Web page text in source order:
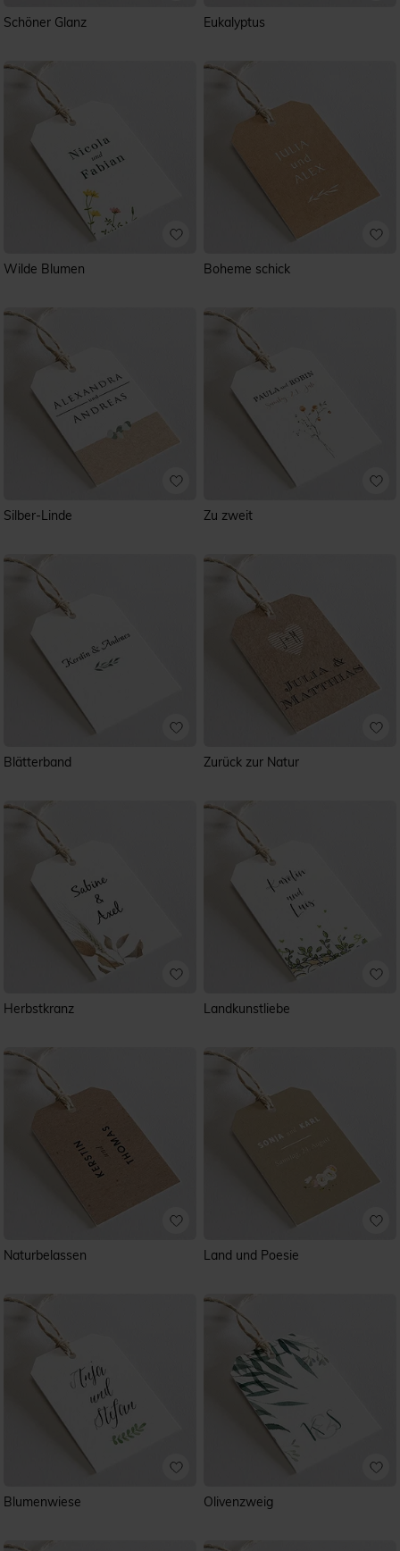
Schöner Glanz Eukalyptus
Wilde Blumen Boheme schick
Silber-Linde Zu zweit
Blätterband Zurück zur Natur
Herbstkranz Landkunstliebe
Naturbelassen Land und Poesie
Blumenwiese Olivenzweig